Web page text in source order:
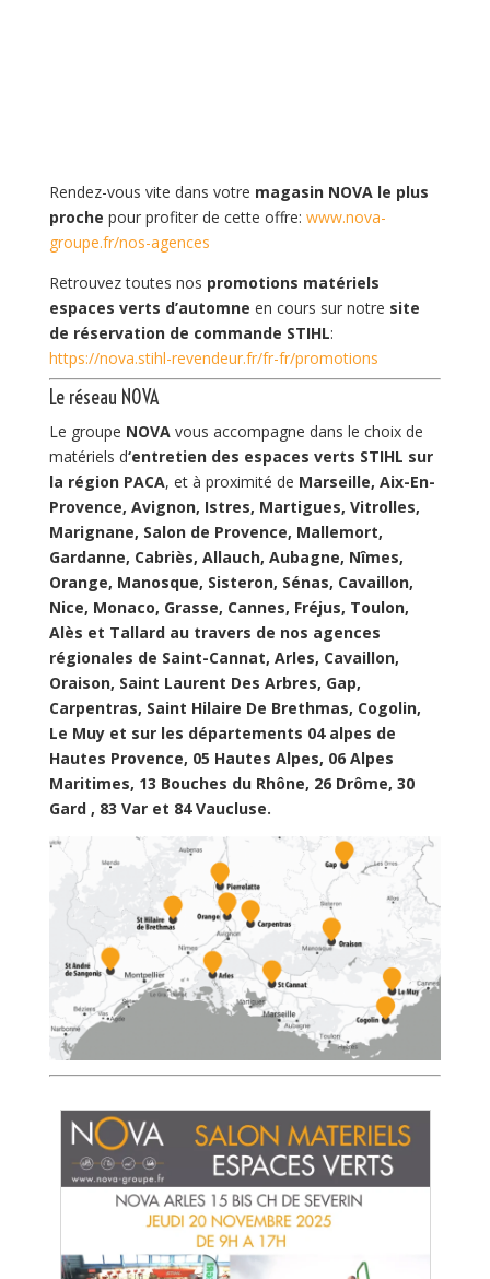
Rendez-vous vite dans votre magasin NOVA le plus
proche pour profiter de cette offre: www.nova-
groupe.fr/nos-agences
Retrouvez toutes nos promotions matériels
espaces verts d’automne en cours sur notre site
de réservation de commande STIHL:
https://nova.stihl-revendeur.fr/fr-fr/promotions
Le réseau NOVA
Le groupe NOVA vous accompagne dans le choix de
matériels d‘entretien des espaces verts STIHL sur
la région PACA, et à proximité de Marseille, Aix-En-
Provence, Avignon, Istres, Martigues, Vitrolles,
Marignane, Salon de Provence, Mallemort,
Gardanne, Cabriès, Allauch, Aubagne, Nîmes,
Orange, Manosque, Sisteron, Sénas, Cavaillon,
Nice, Monaco, Grasse, Cannes, Fréjus, Toulon,
Alès et Tallard au travers de nos agences
régionales de Saint-Cannat, Arles, Cavaillon,
Oraison, Saint Laurent Des Arbres, Gap,
Carpentras, Saint Hilaire De Brethmas, Cogolin,
Le Muy et sur les départements 04 alpes de
Hautes Provence, 05 Hautes Alpes, 06 Alpes
Maritimes, 13 Bouches du Rhône, 26 Drôme, 30
Gard , 83 Var et 84 Vaucluse.